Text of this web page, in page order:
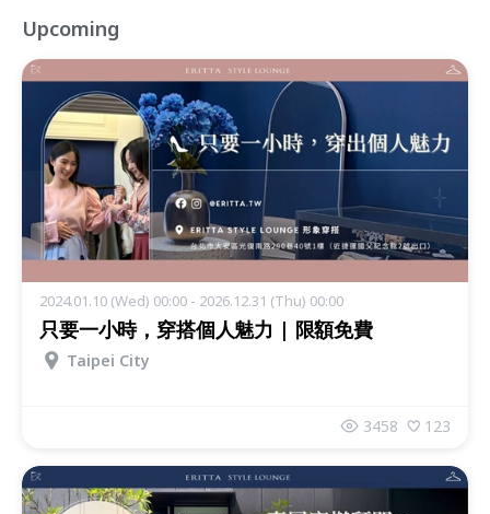
Upcoming
2024.01.10 (Wed) 00:00 - 2026.12.31 (Thu) 00:00
只要一小時，穿搭個人魅力 | 限額免費
Taipei City
3458 123